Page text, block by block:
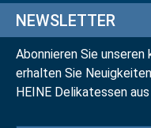
NEWSLETTER
Abonnieren Sie
erhalten Sie
HEINE Delikatessen